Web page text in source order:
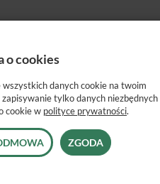
ustawień
RECIPROC.
za pomocą
o cookies
danych cookie na twoim
tylko danych niezbędnych
cookie w polityce prywatności.
ZGODA